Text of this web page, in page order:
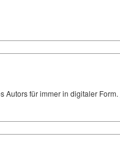
Autors für immer in digitaler Form.